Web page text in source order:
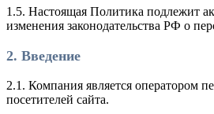
1.5. Настоящая Политика подлежит
изменения законодательства РФ о
2. Введение
2.1. Компания является оператором
посетителей сайта.